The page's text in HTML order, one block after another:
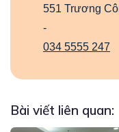
551 Trương
-
034 5555 247
Bài viết liên quan: